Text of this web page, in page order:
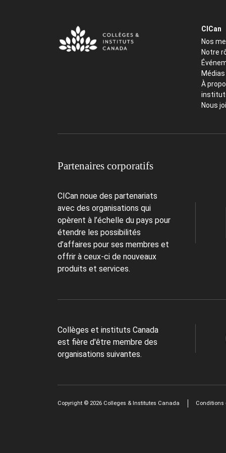
CICan
Nos
Notre
À
Nous
Partenaires corporatifs
CICan noue des partenariats
avec des organisations qui
opèrent à l’échelle du pays pour
étendre les possibilités
d’affaires pour ses membres et
offrir à ceux-ci de nouveaux
produits et services.
Collèges et instituts Canada
est fière d'être membre des
organisations suivantes.
Copyright © 2026 Colleges & Institutes Canada Conditions